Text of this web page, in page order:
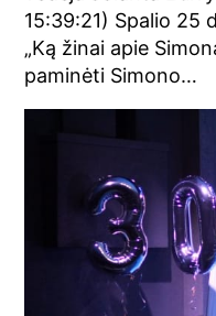
15:39:21) Spalio 25
„Ką žinai apie
paminėti Simono…